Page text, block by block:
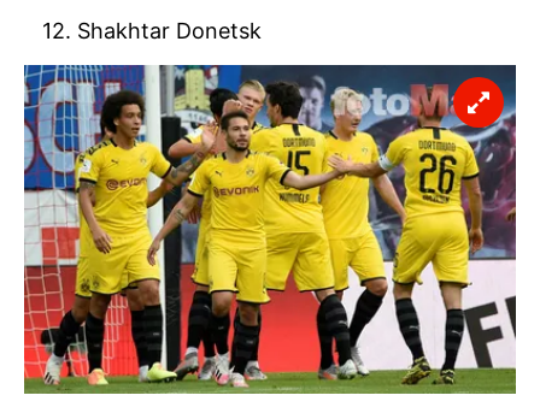
toplumu hizmetlerinin sunulması amacıyla
kullanılmaktadır. Diğer çerezler, sitemizin daha işlevsel
kılınması ve kişiselleştirilmesi ve sizlere yönelik
reklam/pazarlama faaliyetlerinin yapılması, amaçlarıyla
sınırlı olarak açık rızanız dahilinde kullanılacaktır.
Çerezlere ilişkin tercihlerinizi aşağıda yer alan panel
vasıtasıyla belirleyebilirsiniz. Çerezlere ilişkin detaylı bilgi
için Ayarlar butonuna tıklayabilir,Çerez Bilgilendirme
Metnimiziziyaret edebilirsiniz.
6698 sayılı Kişisel Verilerin Korunması Kanunu uyarınca
hazırlanmış Aydınlatma Metnimizi okumak ve sitemizde
12. Shakhtar Donetsk